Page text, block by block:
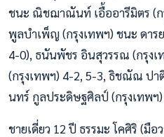
ชนะ ณิชฌาณันท์ เอื้ออารีมิตร (
พูลบำเพ็ญ (กรุงเทพฯ) ชนะ ดาร
4-0), ธนันพัชร อินสุวรรณ (กรุ
(กรุงเทพฯ) 4-2, 5-3, ธิชณัณ ป
นทร์ กูลประดิษฐศิลป์ (กรุงเทพฯ
ชายเดี่ยว 12 ปี ธรรมะ โคศิริ (มื